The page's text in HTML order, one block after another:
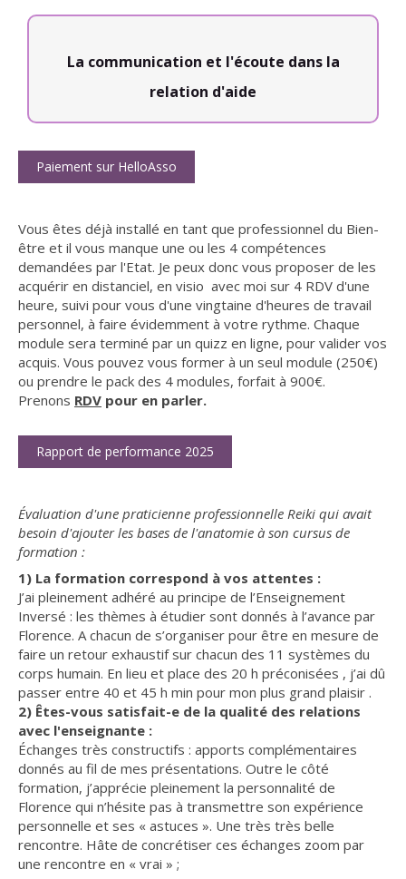
La communication et l'écoute dans la
relation d'aide
Paiement sur HelloAsso
Vous êtes déjà installé en tant que professionnel du Bien-
être et il vous manque une ou les 4 compétences
demandées par l'Etat. Je peux donc vous proposer de les
acquérir en distanciel, en visio avec moi sur 4 RDV d'une
heure, suivi pour vous d'une vingtaine d'heures de travail
personnel, à faire évidemment à votre rythme. Chaque
module sera terminé par un quizz en ligne, pour valider vos
acquis. Vous pouvez vous former à un seul module (250€)
ou prendre le pack des 4 modules, forfait à 900€.
Prenons RDV pour en parler.
Rapport de performance 2025
Évaluation d'une praticienne professionnelle Reiki qui avait
besoin d'ajouter les bases de l'anatomie à son cursus de
formation :
1) La formation correspond à vos attentes :
J’ai pleinement adhéré au principe de l’Enseignement
Inversé : les thèmes à étudier sont donnés à l’avance par
Florence. A chacun de s’organiser pour être en mesure de
faire un retour exhaustif sur chacun des 11 systèmes du
corps humain. En lieu et place des 20 h préconisées , j’ai dû
passer entre 40 et 45 h min pour mon plus grand plaisir .
2) Êtes-vous satisfait-e de la qualité des relations
avec l'enseignante :
Échanges très constructifs : apports complémentaires
donnés au fil de mes présentations. Outre le côté
formation, j’apprécie pleinement la personnalité de
Florence qui n’hésite pas à transmettre son expérience
personnelle et ses « astuces ». Une très très belle
rencontre. Hâte de concrétiser ces échanges zoom par
une rencontre en « vrai » ;